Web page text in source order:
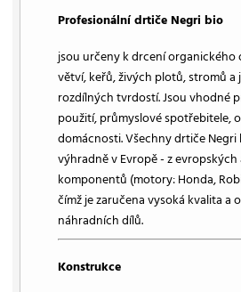
Profesionální drtiče Negri bio
jsou určeny k drcení organického
větví, keřů, živých plotů, stromů a
rozdílných tvrdostí. Jsou vhodné
použití, průmyslové spotřebitele,
domácnosti. Všechny drtiče
výhradně v Evropě - z
komponentů (motory: Honda,
čímž je zaručena vysoká kvalita a
náhradních dílů.
Konstrukce